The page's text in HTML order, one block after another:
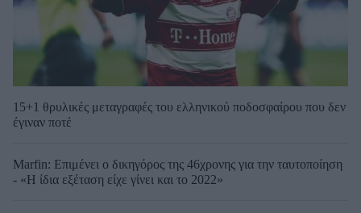
15+1 θρυλικές μεταγραφές του ελληνικού ποδοσφαίρου που δεν
έγιναν ποτέ
Marfin: Επιμένει ο δικηγόρος της 46χρονης για την ταυτοποίηση
- «Η ίδια εξέταση είχε γίνει και το 2022»